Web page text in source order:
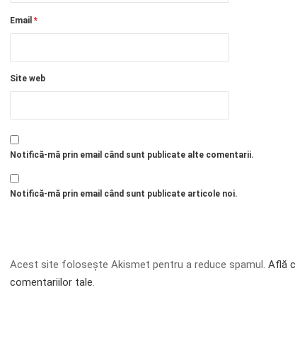
Email *
Site web
Notifică-mă prin email când sunt publicate alte comentarii.
Notifică-mă prin email când sunt publicate articole noi.
Acest site folosește Akismet pentru a reduce spamul. Află
comentariilor tale